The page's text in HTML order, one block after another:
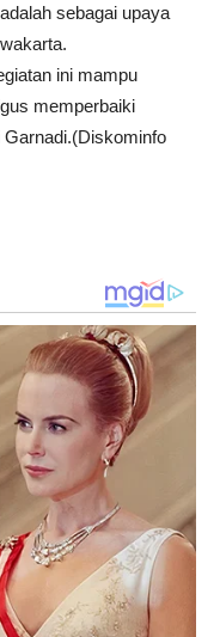
sebagai upaya
ini mampu
memperbaiki